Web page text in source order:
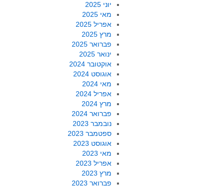
יוני 2025
מאי 2025
אפריל 2025
מרץ 2025
פברואר 2025
ינואר 2025
אוקטובר 2024
אוגוסט 2024
מאי 2024
אפריל 2024
מרץ 2024
פברואר 2024
נובמבר 2023
ספטמבר 2023
אוגוסט 2023
מאי 2023
אפריל 2023
מרץ 2023
פברואר 2023